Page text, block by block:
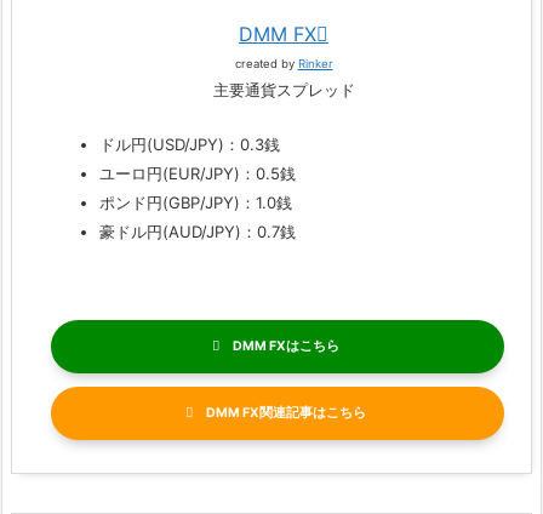
DMM FX
created by Rinker
主要通貨スプレッド
ドル円(USD/JPY)：0.3銭
ユーロ円(EUR/JPY)：0.5銭
ポンド円(GBP/JPY)：1.0銭
豪ドル円(AUD/JPY)：0.7銭
DMM FX
DMM FX関連記事